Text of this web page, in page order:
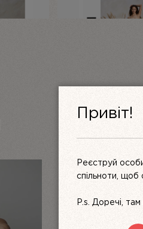
Привіт!
Реєструй
спільноти, щоб
P.s. Доречі,